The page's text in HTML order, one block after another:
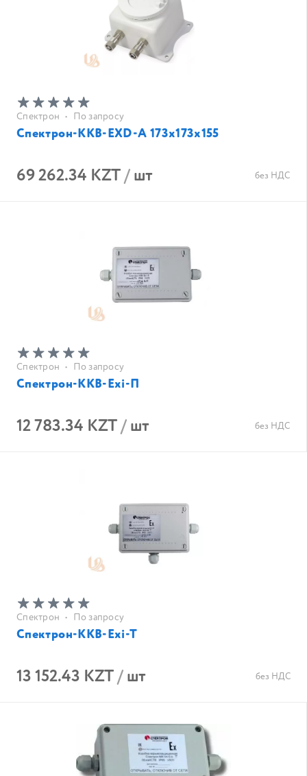
Спектрон • По запросу
Спектрон-ККВ-EXD-А 173x173x155
69 262.34 KZT/шт без НДС
Спектрон • По запросу
Спектрон-ККВ-Exi-П
12 783.34 KZT/шт без НДС
Спектрон • По запросу
Спектрон-ККВ-Exi-T
13 152.43 KZT/шт без НДС